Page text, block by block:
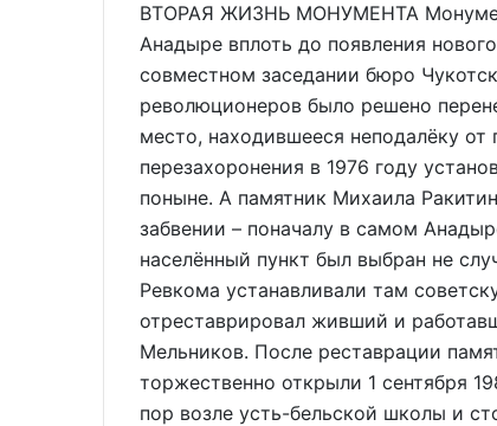
ВТОРАЯ ЖИЗНЬ МОНУМЕНТА
Анадыре вплоть до появления
совместном заседании бюро
революционеров было решено
место, находившееся неподалёку
перезахоронения в 1976 году
поныне. А памятник Михаила
забвении – поначалу в самом
населённый пункт был выбран не
Ревкома устанавливали там
отреставрировал живший и
Мельников. После реставрации
торжественно открыли 1 сентября
пор возле усть-бельской школы и